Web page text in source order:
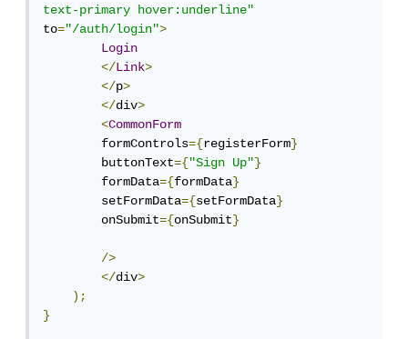
text-primary hover:underline"
to="/auth/login">
Login
</Link>
</p>
</div>
<CommonForm
        formControls
={registerForm}
        buttonText
={"Sign Up"}
        formData
={formData}
        setFormData
={setFormData}
        onSubmit
={onSubmit}
/>
</div>
);
}